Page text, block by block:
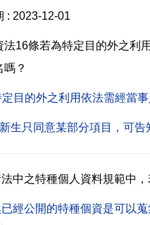
: 2023-12-01
法16條若為特定目的外之利
嗎？
目的外之利用依法需經當
只同意某部分項目，可告
中之特種個人資料規範中
經公開的特種個資是可以